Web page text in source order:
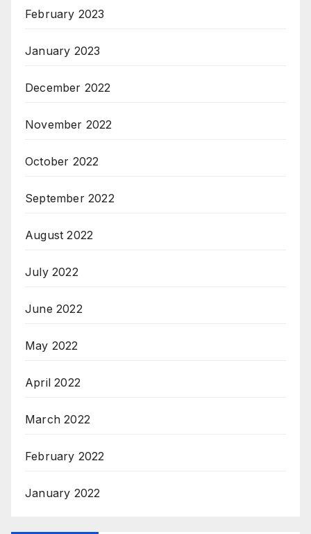
February 2023
January 2023
December 2022
November 2022
October 2022
September 2022
August 2022
July 2022
June 2022
May 2022
April 2022
March 2022
February 2022
January 2022